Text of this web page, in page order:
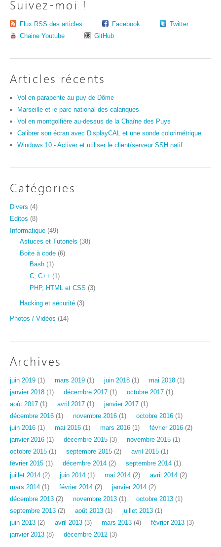
Suivez-moi !
Flux RSS des articles Facebook
Twitter
Chaine Youtube
GitHub
Articles récents
Vol en parapente au puy de Dôme
Marseille et le parc national des calanques
Vol en montgolfière au-dessus de la Chaîne des Puys
Calibrer son écran avec DisplayCAL et une sonde colorimétrique
Windows 10 - Activer et utiliser le client/serveur SSH natif
Catégories
Divers (4)
Editos (8)
Informatique (49)
Astuces et Tutoriels (38)
Boite à code (6)
Bash (1)
C, C++ (1)
PHP, HTML et CSS (3)
Hacking et sécurité (3)
Photos / Vidéos (14)
Archives
juin 2019 (1) mars 2019 (1) juin 2018 (1) mai 2018 (1)
janvier 2018 (1) décembre 2017 (1) octobre 2017 (1)
août 2017 (1) avril 2017 (1) janvier 2017 (1)
décembre 2016 (1) novembre 2016 (1) octobre 2016 (1)
juin 2016 (1) mai 2016 (1) mars 2016 (1) février 2016 (2)
janvier 2016 (1) décembre 2015 (3) novembre 2015 (1)
octobre 2015 (1) septembre 2015 (2) avril 2015 (1)
février 2015 (1) décembre 2014 (2) septembre 2014 (1)
juillet 2014 (2) juin 2014 (1) mai 2014 (2) avril 2014 (2)
mars 2014 (1) février 2014 (2) janvier 2014 (2)
décembre 2013 (2) novembre 2013 (1) octobre 2013 (1)
septembre 2013 (2) août 2013 (1) juillet 2013 (1)
juin 2013 (2) avril 2013 (3) mars 2013 (4) février 2013 (3)
janvier 2013 (8) décembre 2012 (3)